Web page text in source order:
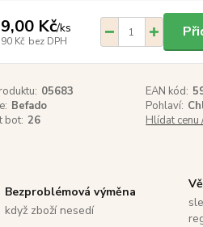
Kč/ks
Kč bez DPH
05683 EAN kód:
Befado Pohlaví:
bot: 26 Hlídat
Bezproblémová výměna
když zboží nesedí